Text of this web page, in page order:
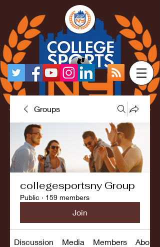
Groups
collegesportsny Group
Public · 159 members
Join
Discussion Media Members About